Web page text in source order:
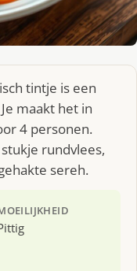
tintje is een
maakt het in
4 personen.
rundvlees,
sereh.